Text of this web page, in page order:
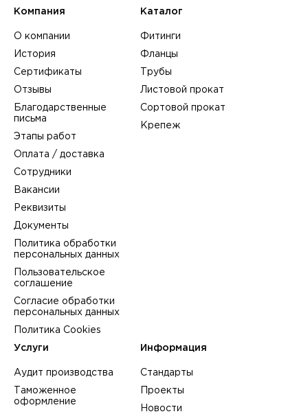
Компания
О компании
История
Сертификаты
Отзывы
Благодарственные
письма
Этапы работ
Оплата / доставка
Сотрудники
Вакансии
Реквизиты
Документы
Политика обработки
персональных данных
Пользовательское
соглашение
Согласие обработки
персональных данных
Политика Cookies
Каталог
Фитинги
Фланцы
Трубы
Листовой прокат
Сортовой прокат
Крепеж
Услуги
Аудит производства
Таможенное
оформление
Информация
Стандарты
Проекты
Новости